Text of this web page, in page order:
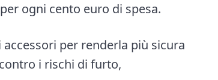
ogni cento euro di spesa.
per renderla più sicura
i rischi di furto,